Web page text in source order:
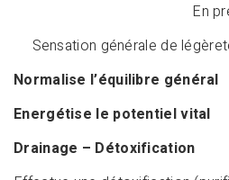
En
Sensation générale de
Normalise l’équilibre général
Energétise le potentiel vital
Drainage – Détoxification